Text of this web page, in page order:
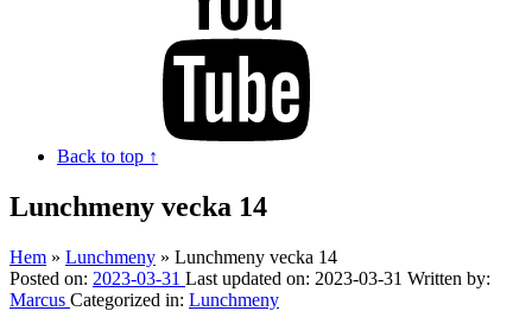
Back to top ↑
Lunchmeny vecka 14
Hem » Lunchmeny » Lunchmeny vecka 14
Posted on: 2023-03-31 Last updated on: 2023-03-31 Written by:
Marcus Categorized in: Lunchmeny